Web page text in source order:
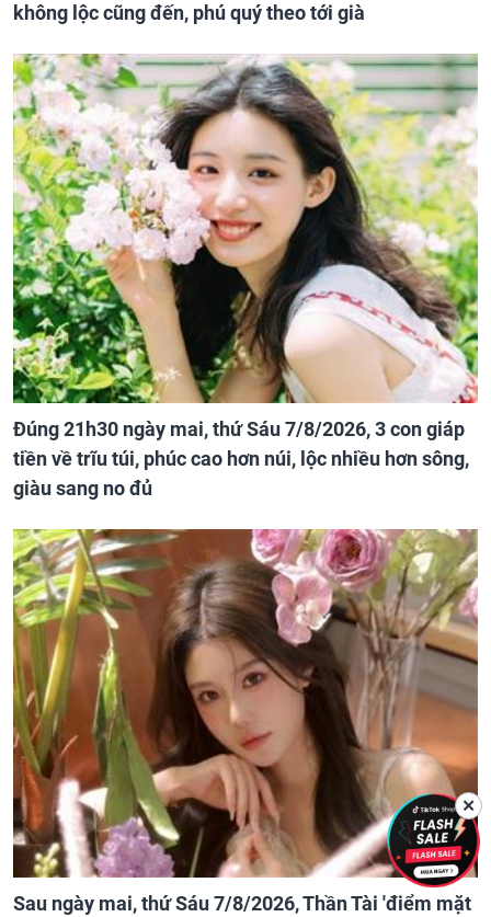
không lộc cũng đến, phú quý theo tới già
Đúng 21h30 ngày mai, thứ Sáu 7/8/2026, 3 con giáp
tiền về trĩu túi, phúc cao hơn núi, lộc nhiều hơn sông,
giàu sang no đủ
Sau ngày mai, thứ Sáu 7/8/2026, Thần Tài 'điểm mặt
✕